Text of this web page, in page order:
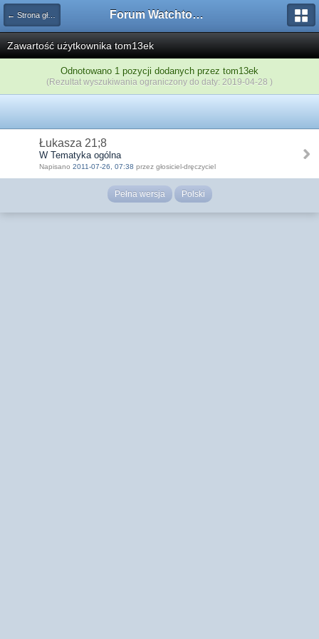
← Strona główna Forum Watchtower
Zawartość użytkownika tom13ek
Odnotowano 1 pozycji dodanych przez tom13ek
(Rezultat wyszukiwania ograniczony do daty: 2019-04-28 )
Łukasza 21;8
W Tematyka ogólna
Napisano 2011-07-26, 07:38 przez głosiciel-dręczyciel
Pełna wersja Polski